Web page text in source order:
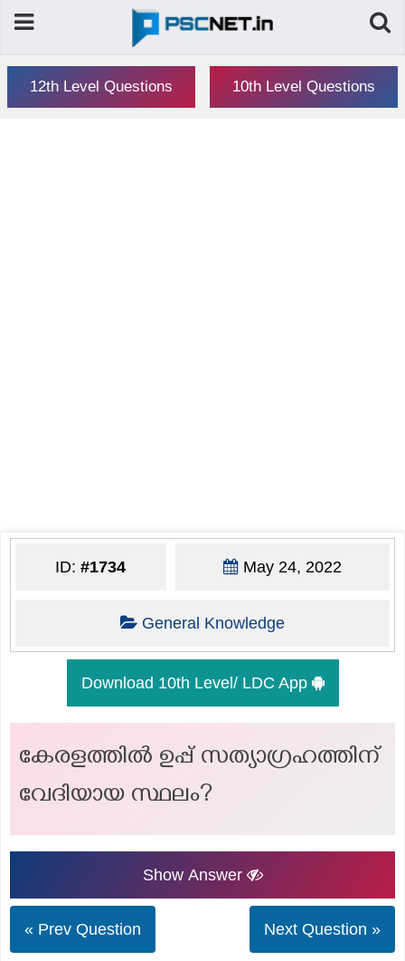
12th Level Questions 10th Level Questions
ID:#1734 May 24, 2022
General Knowledge
Download 10th Level/ LDC App
കേരളത്തിൽ ഉപ്പ് സത്യാഗ്രഹത്തിന്
വേദിയായ സ്ഥലം?
Show Answer
« Prev Question Next Question »